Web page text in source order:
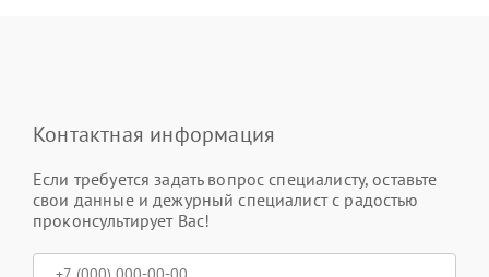
Контактная информация
Если требуется задать вопрос специалисту, оставьте
свои данные и дежурный специалист с радостью
проконсультирует Вас!